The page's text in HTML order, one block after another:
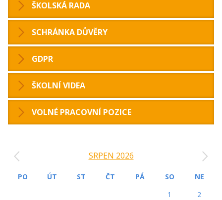
ŠKOLSKÁ RADA
SCHRÁNKA DŮVĚRY
GDPR
ŠKOLNÍ VIDEA
VOLNÉ PRACOVNÍ POZICE
SRPEN 2026
PO ÚT ST ČT PÁ SO
NE
1
2